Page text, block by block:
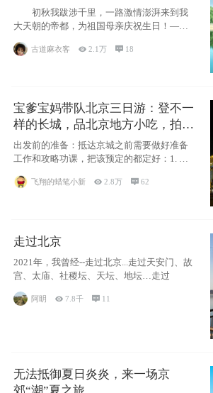
初秋我跋涉千里，一路激情澎湃来到我
大天朝的帝都，为祖国母亲庆祝生日！——
古道麻衣客 2.1万  18
宝爹宝妈带队北京三日游：登不一
样的长城，品北京地方小吃，拍盘
古七星夜景！
出发前的准备：抵达京城之前需要做好准备
工作和攻略功课，把该预定的都定好：1. 酒
飞翔的蜡笔小新 2.8万 62
走过北京
2021年，我曾经--走过北京...走过天安门、故
宫、太庙、社稷坛、天坛、地坛…走过
阿眀 7.8千  11
无法抵御夏日炎炎，来一场京